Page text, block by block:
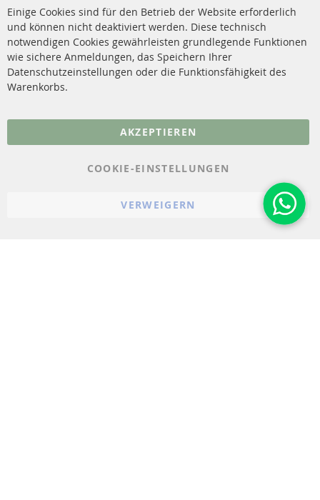
Katalysator (KAT)
Sensoren
FAQ
Versandkosten
Kontakt
Vertrag widerrufen
Einige Cookies sind für den Betrieb der Website erforderlich
und können nicht deaktiviert werden. Diese technisch
notwendigen Cookies gewährleisten grundlegende Funktionen
wie sichere Anmeldungen, das Speichern Ihrer
Datenschutzeinstellungen oder die Funktionsfähigkeit des
Warenkorbs.
AKZEPTIEREN
COOKIE-EINSTELLUNGEN
VERWEIGERN